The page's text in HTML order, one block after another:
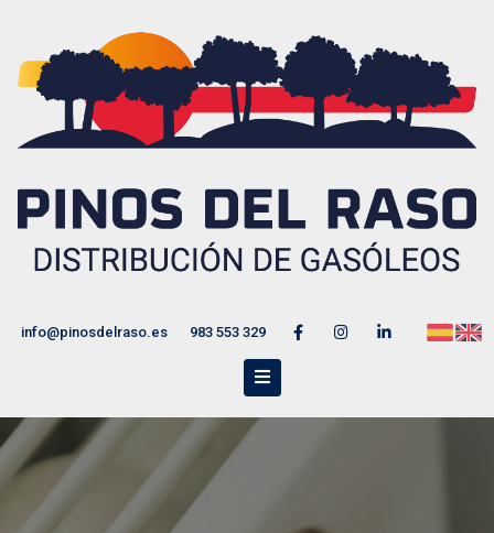
info@pinosdelraso.es 983 553 329